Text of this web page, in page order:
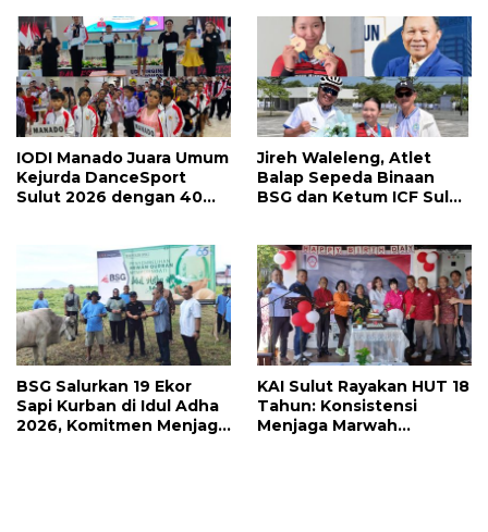
IODI Manado Juara Umum
Kejurda DanceSport
Sulut 2026 dengan 40
Jireh Waleleng, Atlet
Balap Sepeda Binaan
BSG dan Ketum ICF Sulut
BSG Salurkan 19 Ekor
Sapi Kurban di Idul Adha
2026, Komitmen Menjaga
KAI Sulut Rayakan HUT 18
Tahun: Konsistensi
Menjaga Marwah